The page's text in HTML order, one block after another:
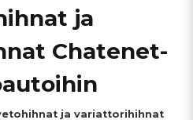
ja
Chatenet-
ja variattorihihnat